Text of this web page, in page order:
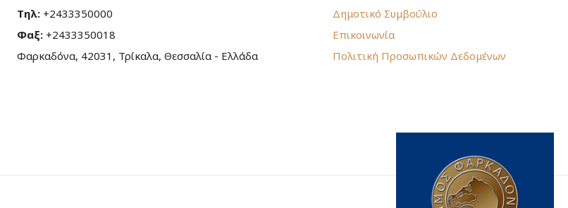
Τηλ: +2433350000
Φαξ: +2433350018
Φαρκαδόνα, 42031, Τρίκαλα, Θεσσαλία - Ελλάδα
Δημοτικό Συμβούλιο
Επικοινωνία
Πολιτική Προσωπικών Δεδομένων